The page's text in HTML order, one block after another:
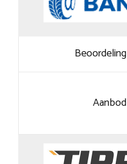
Beoordeling
Aanbod